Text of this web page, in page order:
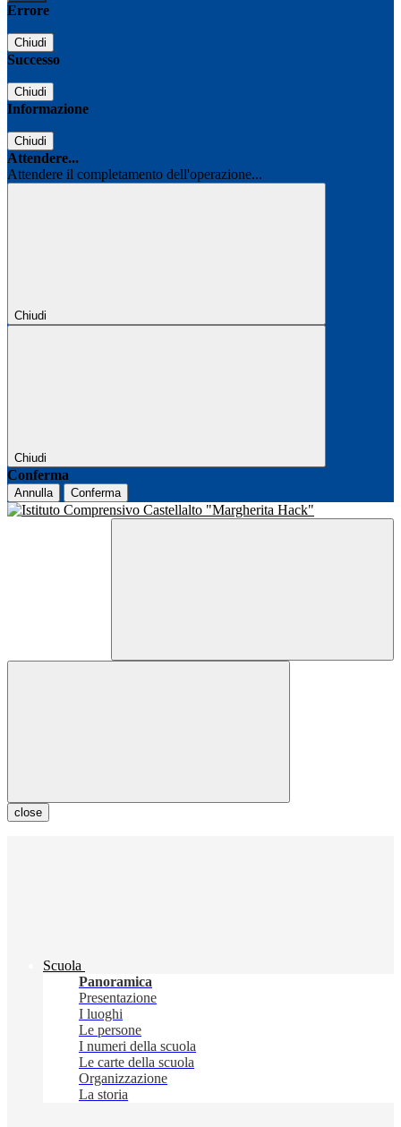
Errore
Chiudi
Successo
Chiudi
Informazione
Chiudi
Attendere...
Attendere il completamento dell'operazione...
Chiudi
Chiudi
Conferma
Annulla Conferma
close
Scuola
Panoramica
Presentazione
I luoghi
Le persone
I numeri della scuola
Le carte della scuola
Organizzazione
La storia